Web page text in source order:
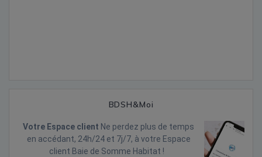
BDSH&Moi
Votre Espace client Ne perdez plus de temps
en accédant, 24h/24 et 7j/7, à votre Espace
client Baie de Somme Habitat !